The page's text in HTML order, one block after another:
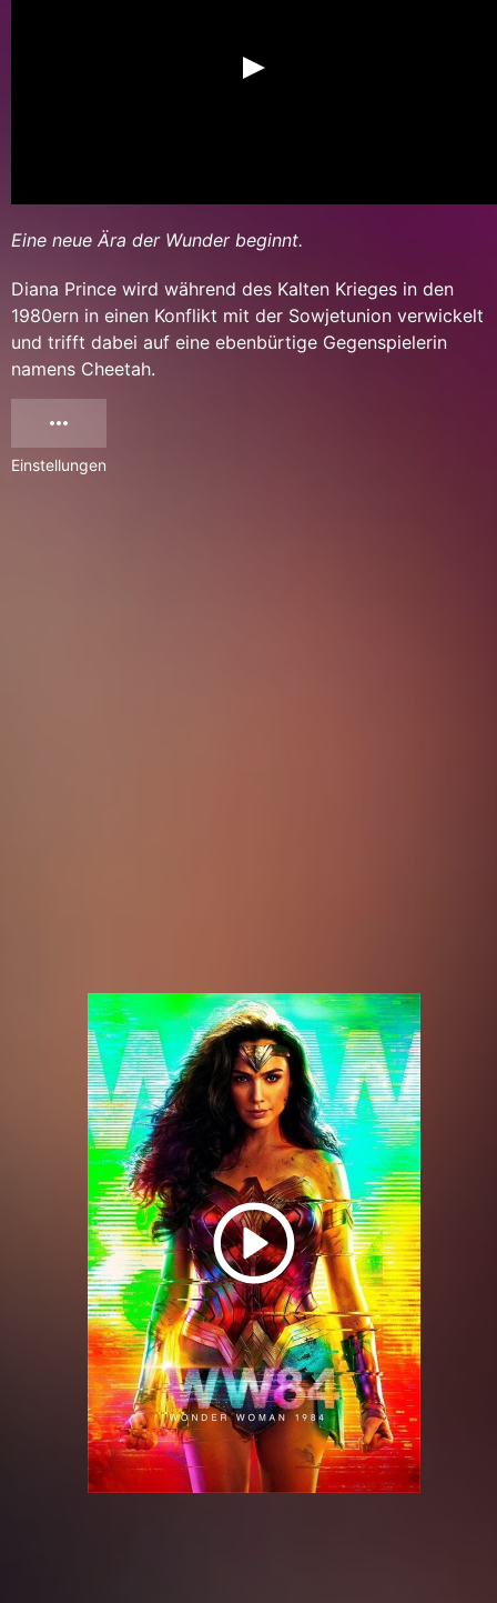
Eine neue Ära der Wunder beginnt.
Diana Prince wird während des Kalten Krieges in den
1980ern in einen Konflikt mit der Sowjetunion verwickelt
und trifft dabei auf eine ebenbürtige Gegenspielerin
namens Cheetah.
Einstellungen